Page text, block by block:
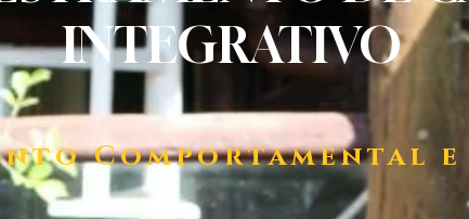
INTEGRATIVO
Comportamental e